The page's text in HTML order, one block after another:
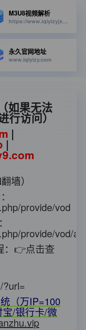
M3U8视频解析
https://www.iqiyizyjx.com/?url=
永久官网地址
www.iqiyizy.com
（如果无法
行访问）
|
|
墙）
provide/vod
provide/vod/
👉点击查
?url=
（万IP=100
/银行卡/微